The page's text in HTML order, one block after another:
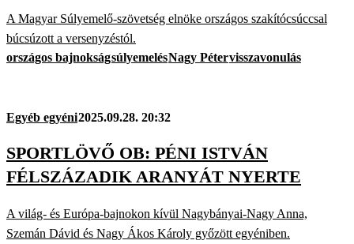
A Magyar Súlyemelő-szövetség elnöke országos szakítócsúccsal
búcsúzott a versenyzéstól.
országos bajnokságsúlyemelésNagy Pétervisszavonulás
Egyéb egyéni2025.09.28. 20:32
SPORTLÖVŐ OB: PÉNI ISTVÁN
FÉLSZÁZADIK ARANYÁT NYERTE
A világ- és Európa-bajnokon kívül Nagybányai-Nagy Anna,
Szemán Dávid és Nagy Ákos Károly győzött egyéniben.